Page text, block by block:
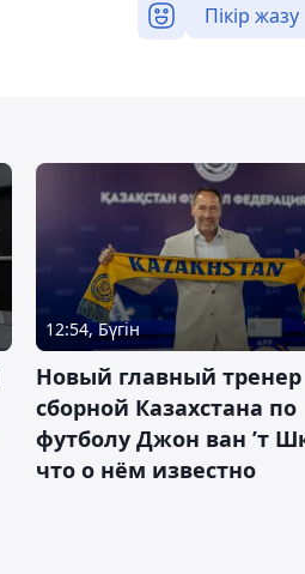
Пікір жазу
12:54, Бүгін
Новый главный тренер
сборной Казахстана по
футболу Джон ван ’т
что о нём известно